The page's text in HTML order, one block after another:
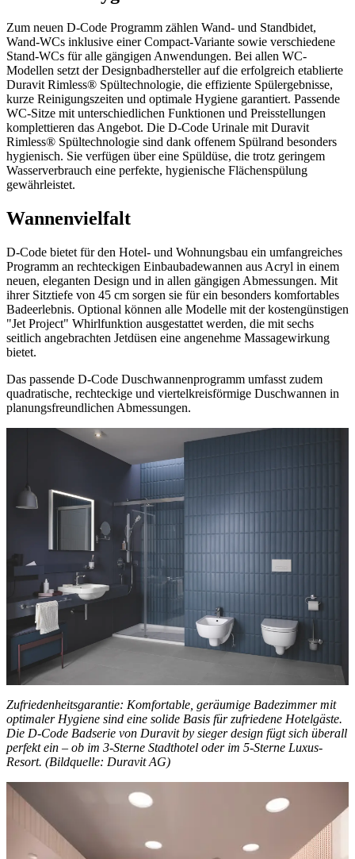
Zum neuen D-Code Programm zählen Wand- und Standbidet,
Wand-WCs inklusive einer Compact-Variante sowie verschiedene
Stand-WCs für alle gängigen Anwendungen. Bei allen WC-
Modellen setzt der Designbadhersteller auf die erfolgreich etablierte
Duravit Rimless® Spültechnologie, die effiziente Spülergebnisse,
kurze Reinigungszeiten und optimale Hygiene garantiert. Passende
WC-Sitze mit unterschiedlichen Funktionen und Preisstellungen
komplettieren das Angebot. Die D-Code Urinale mit Duravit
Rimless® Spültechnologie sind dank offenem Spülrand besonders
hygienisch. Sie verfügen über eine Spüldüse, die trotz geringem
Wasserverbrauch eine perfekte, hygienische Flächenspülung
gewährleistet.
Wannenvielfalt
D-Code bietet für den Hotel- und Wohnungsbau ein umfangreiches
Programm an rechteckigen Einbaubadewannen aus Acryl in einem
neuen, eleganten Design und in allen gängigen Abmessungen. Mit
ihrer Sitztiefe von 45 cm sorgen sie für ein besonders komfortables
Badeerlebnis. Optional können alle Modelle mit der kostengünstigen
"Jet Project" Whirlfunktion ausgestattet werden, die mit sechs
seitlich angebrachten Jetdüsen eine angenehme Massagewirkung
bietet.
Das passende D-Code Duschwannenprogramm umfasst zudem
quadratische, rechteckige und viertelkreisförmige Duschwannen in
planungsfreundlichen Abmessungen.
Zufriedenheitsgarantie: Komfortable, geräumige Badezimmer mit
optimaler Hygiene sind eine solide Basis für zufriedene Hotelgäste.
Die D-Code Badserie von Duravit by sieger design fügt sich überall
perfekt ein – ob im 3-Sterne Stadthotel oder im 5-Sterne Luxus-
Resort. (Bildquelle: Duravit AG)